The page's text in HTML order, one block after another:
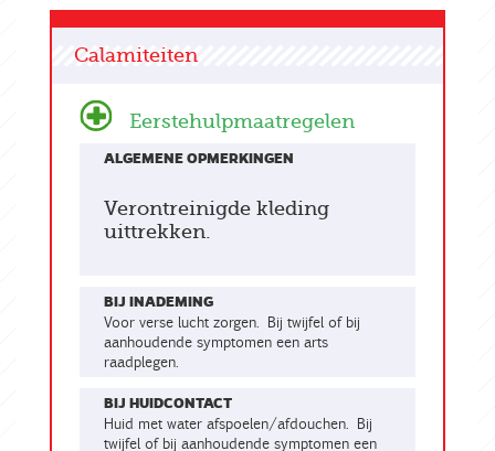
Calamiteiten
Eerstehulpmaatregelen
ALGEMENE OPMERKINGEN
Verontreinigde kleding
uittrekken.
BIJ INADEMING
Voor verse lucht zorgen. Bij twijfel of bij
aanhoudende symptomen een arts
raadplegen.
BIJ HUIDCONTACT
Huid met water afspoelen/afdouchen. Bij
twijfel of bij aanhoudende symptomen een